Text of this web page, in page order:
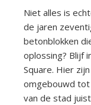
Niet alles is
de jaren
betonblokken
oplossing? Blijf
Square. Hier
omgebouwd tot
van de stad